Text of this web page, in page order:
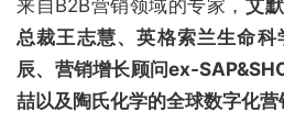
来自B2B营销领域的专家， 艾
总裁王志慧、英格索兰生命
辰、营销增长顾问ex-
喆以及陶氏化学的全球数字化营